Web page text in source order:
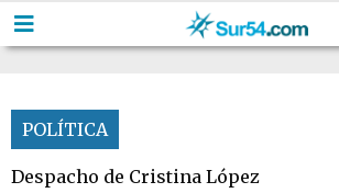
POLÍTICA
Despacho de Cristina López